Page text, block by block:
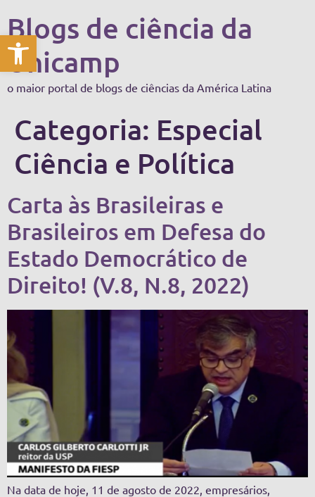
Abrir a barra de ferramentas
Blogs de ciência da
Unicamp
o maior portal de blogs de ciências da América Latina
Categoria: Especial
Ciência e Política
Carta às Brasileiras e
Brasileiros em Defesa do
Estado Democrático de
Direito! (V.8, N.8, 2022)
Na data de hoje, 11 de agosto de 2022, empresários,